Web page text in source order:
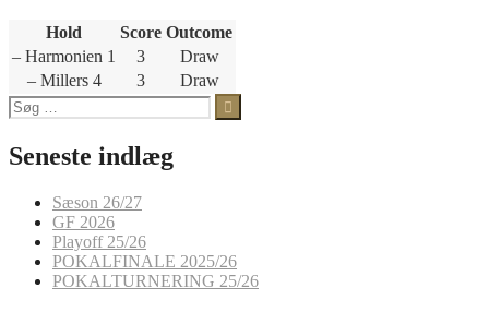
Hold Score Outcome
– Harmonien 1
3
Draw
– Millers 4
3
Draw
Søg
efter:
Seneste indlæg
Sæson 26/27
GF 2026
Playoff 25/26
POKALFINALE 2025/26
POKALTURNERING 25/26